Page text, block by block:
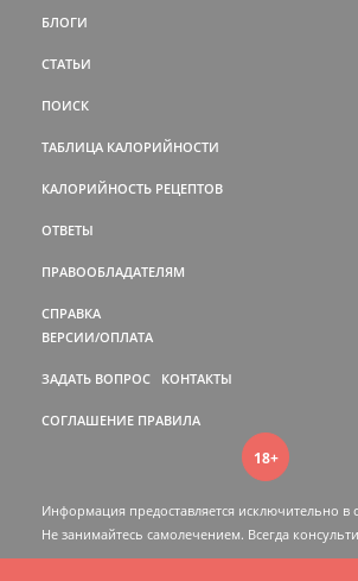
БЛОГИ
СТАТЬИ
ПОИСК
ТАБЛИЦА КАЛОРИЙНОСТИ
КАЛОРИЙНОСТЬ РЕЦЕПТОВ
ОТВЕТЫ
ПРАВООБЛАДАТЕЛЯМ
СПРАВКА
ВЕРСИИ/ОПЛАТА
ЗАДАТЬ ВОПРОС КОНТАКТЫ
СОГЛАШЕНИЕ ПРАВИЛА
18+
Информация предоставляется исключительно в
Не занимайтесь самолечением. Всегда